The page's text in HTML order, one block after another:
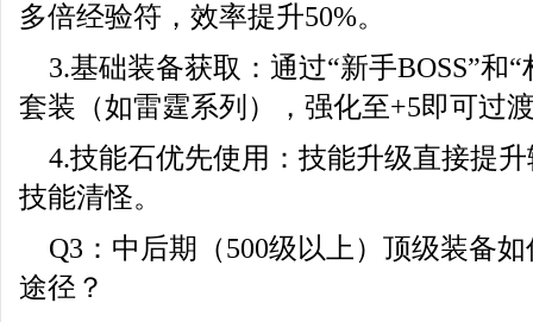
多倍经验符，效率提升50%。
3.基础装备获取：通过“新手BOSS”和
套装（如雷霆系列），强化至+5即可过
4.技能石优先使用：技能升级直接提
技能清怪。
Q3：中后期（500级以上）顶级装备
途径？